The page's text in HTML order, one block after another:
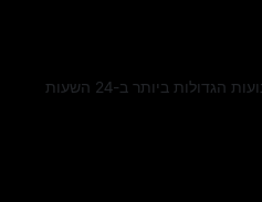
סחור באסימונים שעושים את התנועות הגדולות ביותר ב-24 השעות